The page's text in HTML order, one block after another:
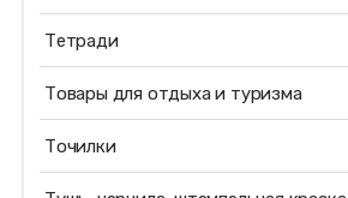
Тетради
Товары для отдыха и туризма
Точилки